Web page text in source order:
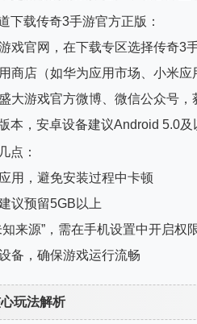
下载传奇3手游官方正版：
戏官网，在下载专区选择传奇3
商店（如华为应用市场、小米
大游戏官方微博、微信公众号，
本，安卓设备建议Android 5.0
点：
用，避免安装过程中卡顿
议预留5GB以上
来源”，需在手机设置中开启权
备，确保游戏运行流畅
玩法解析